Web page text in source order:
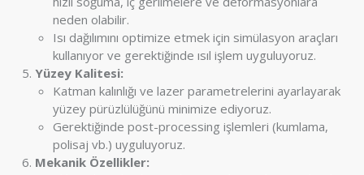
neden olabilir.
Isı dağılımını optimize etmek için simülasyon araçları
kullanıyor ve gerektiğinde ısıl işlem uyguluyoruz.
Yüzey Kalitesi:
Katman kalınlığı ve lazer parametrelerini ayarlayarak
yüzey pürüzlülüğünü minimize ediyoruz.
Gerektiğinde post-processing işlemleri (kumlama,
polisaj vb.) uyguluyoruz.
Mekanik Özellikler: